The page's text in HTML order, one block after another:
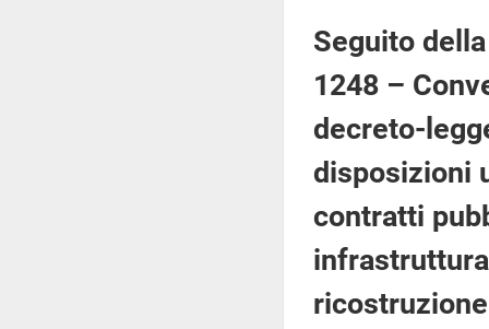
Seguito
1248 –
decreto-
disposizioni
contratti